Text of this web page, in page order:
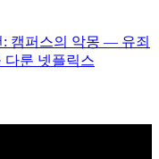
캠퍼스의 악몽 — 유죄
다룬 넷플릭스